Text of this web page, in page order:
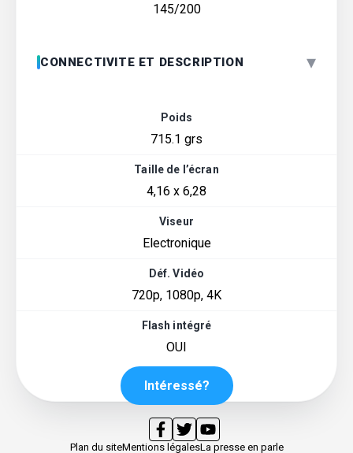
145/200
CONNECTIVITE ET DESCRIPTION ▾
Poids
715.1 grs
Taille de l’écran
4,16 x 6,28
Viseur
Electronique
Déf. Vidéo
720p, 1080p, 4K
Flash intégré
OUI
Intéressé?
Plan du siteMentions légalesLa presse en parle